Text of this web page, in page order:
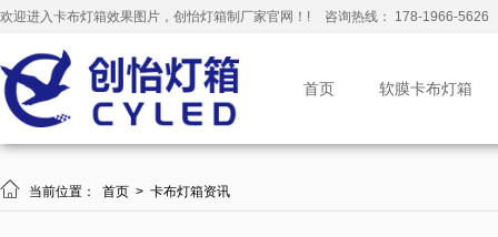
欢迎进入卡布灯箱效果图片，创怡灯箱制厂家官网！! 咨询热线： 178-1966-5626
首页 软膜卡布灯箱
 当前位置： 首页 > 卡布灯箱资讯